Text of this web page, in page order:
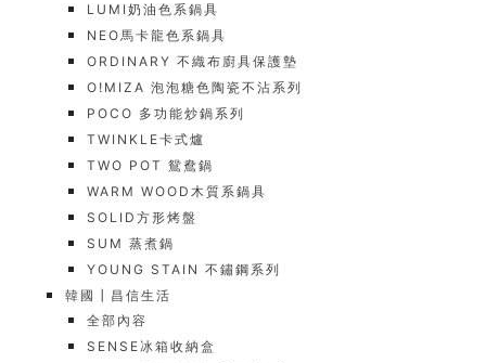
LUMI奶油色系鍋具
NEO馬卡龍色系鍋具
ORDINARY 不織布廚具保護墊
O!MIZA 泡泡糖色陶瓷不沾系列
POCO 多功能炒鍋系列
TWINKLE卡式爐
TWO POT 鴛鴦鍋
WARM WOOD木質系鍋具
SOLID方形烤盤
SUM 蒸煮鍋
YOUNG STAIN 不鏽鋼系列
韓國┃昌信生活
全部內容
SENSE冰箱收納盒